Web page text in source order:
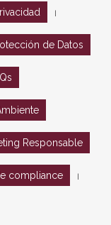
de Datos
Responsable
compliance